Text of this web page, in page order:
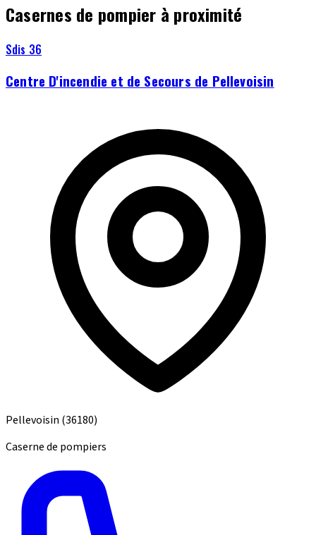
Casernes de pompier à proximité
Sdis 36
Centre D'incendie et de Secours de Pellevoisin
Pellevoisin (36180)
Caserne de pompiers